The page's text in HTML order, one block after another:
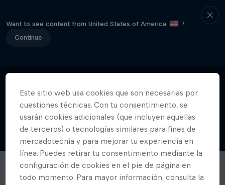
Want to see content from United States of America
?
Continue
Este sitio web usa cookies que son necesarias por
cuestiones técnicas. Con tu consentimiento, se
usarán cookies adicionales (que incluyen aquellas
de terceros) o tecnologías similares para fines de
mercadotecnia y para mejorar tu experiencia en
línea. Puedes retirar tu consentimiento mediante la
configuración de cookies en el pie de página en
todo momento. Para mayor información, consulta la